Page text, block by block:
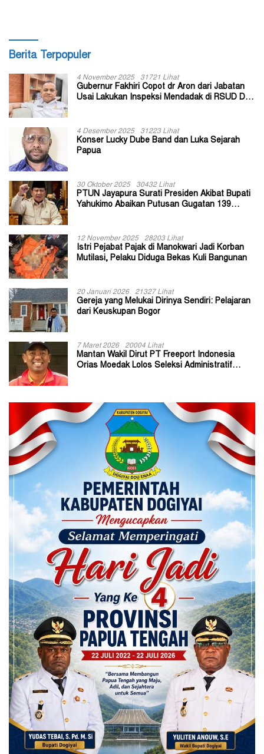
Berita Terpopuler
4 November 2025 31721 Lihat
Gubernur Fakhiri Copot dr Aron dari Jabatan
Usai Lakukan Inspeksi Mendadak di RSUD Dok
4 Desember 2025 31223 Lihat
Konser Lucky Dube Band dan Luka Sejarah
Papua
30 Oktober 2025 30432 Lihat
PTUN Jayapura Surati Presiden Akibat Bupati
Yahukimo Abaikan Putusan Gugatan 139
12 November 2025 28203 Lihat
Istri Pejabat Pajak di Manokwari Jadi Korban
Mutilasi, Pelaku Diduga Bekas Kuli Bangunan
20 Januari 2026 21327 Lihat
Gereja yang Melukai Dirinya Sendiri: Pelajaran
dari Keuskupan Bogor
7 Maret 2026 20004 Lihat
Mantan Wakil Dirut PT Freeport Indonesia
Orias Moedak Lolos Seleksi Administratif